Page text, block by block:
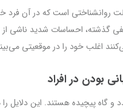
روانشناختی است که در آن فرد
احساسات شدید ناشی از
اغلب خود را در موقعیتی
بودن در افراد
و گاه پیچیده هستند. این دلایل